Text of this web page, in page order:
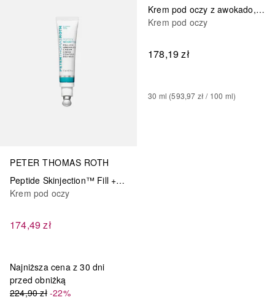
PETER THOMAS ROTH
Peptide Skinjection™ Fill + Fix Under-Eye Cream
Krem pod oczy
174,49 zł
Najniższa cena z 30 dni
przed obniżką
224,90 zł-22%
Krem pod oczy z awokado, zieloną herbatą i kofeiną
Krem pod oczy
178,19 zł
30 ml (593,97 zł / 100 ml)